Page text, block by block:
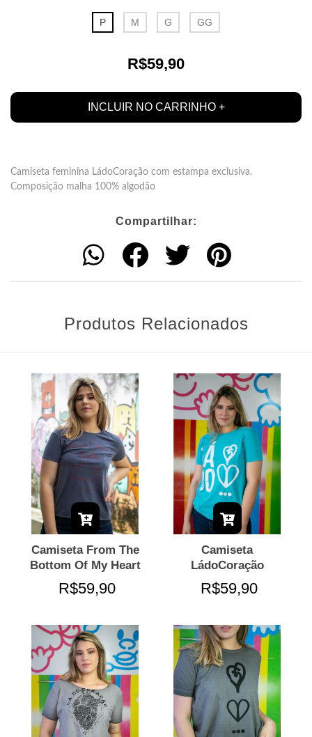
P M G GG
R$59,90
Camiseta feminina LádoCoração com estampa exclusiva.
Composição malha 100% algodão
Compartilhar:
Produtos Relacionados
Camiseta From The
Bottom Of My Heart
R$59,90
Camiseta
LádoCoração
R$59,90